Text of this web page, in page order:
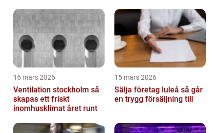
investering
16 mars 2026
Ventilation stockholm så
skapas ett friskt
inomhusklimat året runt
15 mars 2026
Sälja företag luleå så går
en trygg försäljning till